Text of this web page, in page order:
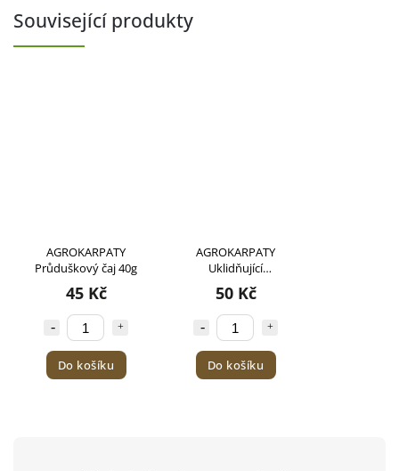
Související produkty
AGROKARPATY
Průduškový čaj 40g
45 Kč
Do košíku
AGROKARPATY
Uklidňující
svatojánský čaj 40g
50 Kč
Do košíku